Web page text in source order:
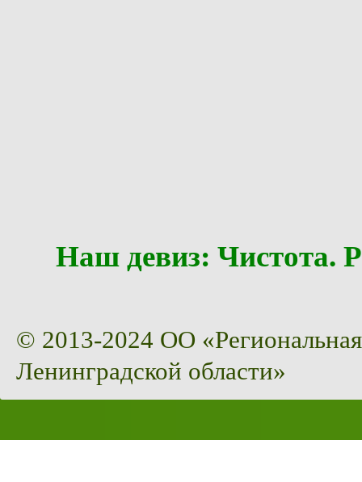
Наш девиз:
© 2013-2024 ОО
Ленинградской области»